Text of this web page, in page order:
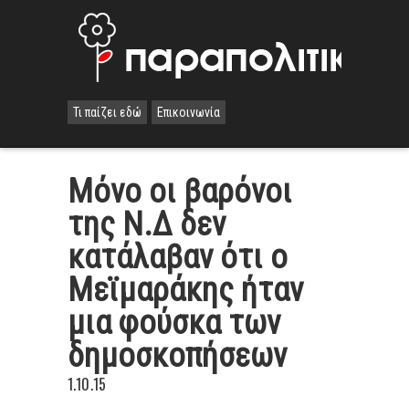
Τι παίζει εδώ Επικοινωνία
Μόνο οι βαρόνοι
της Ν.Δ δεν
κατάλαβαν ότι ο
Μεϊμαράκης ήταν
μια φούσκα των
δημοσκοπήσεων
1.10.15